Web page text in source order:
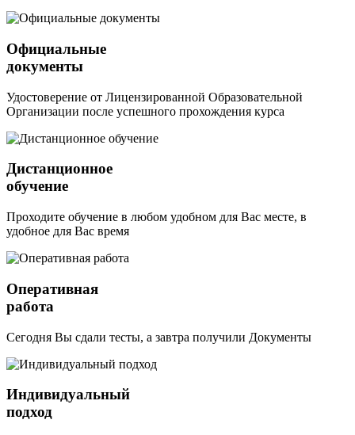
Официальные
документы
Удостоверение от Лицензированной Образовательной
Организации после успешного прохождения курса
Дистанционное
обучение
Проходите обучение в любом удобном для Вас месте, в
удобное для Вас время
Оперативная
работа
Сегодня Вы сдали тесты, а завтра получили Документы
Индивидуальный
подход